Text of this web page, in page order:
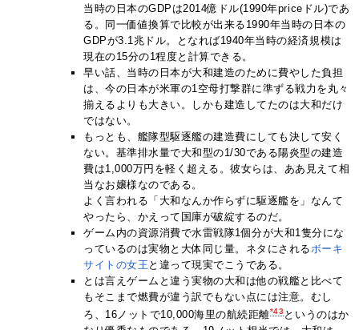
当時の日本のGDPは2014億ドル(1990年priceドル)であ
る。同一価値換算で比較が出来る1990年当時の日本の
GDPが3.1兆ドル。となれば1940年当時の経済規模は
現在の15分の1程度と計算できる。
早い話、当時の日本が大和建造のために費やした負担
は、今の日本が米軍の1空母打撃群に準ずる戦力を丸々
揃えるよりも大きい。しかも建造してたのは大和だけ
ではない。
もっとも、艦隊型駆逐艦の建造費にしても決して安く
ない。基準排水量で大和型の1/30である陽炎型の建造
費は1,000万円を軽く超える。彼女らは、ああ見えて相
当なお嬢様なのである。
よく言われる「大和なんか作らずに駆逐艦を」なんて
やったら、かえって国庫が破綻するのだ。
ゲーム内の資源消費で水雷戦隊1個分が大和1隻分にな
っているのは実物と大体同じ量。ネタにされるボーキ
サイトの女王 と違って現実でこうである。
とは言えゲームと違う実物の大和は他の戦艦と比べて
もそこまで燃費が違う訳でもない点には注意。むし
ろ、16ノットで10,000海里の航続距離*43というのはか